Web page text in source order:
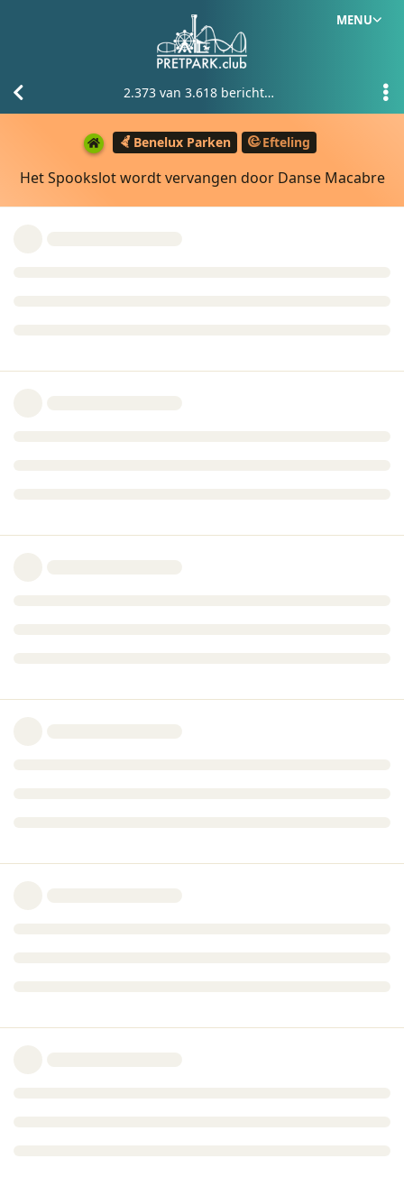
MENU
Benelux Parken Efteling
Het Spookslot wordt vervangen door Danse Macabre
2.373 van 3.618 berichten